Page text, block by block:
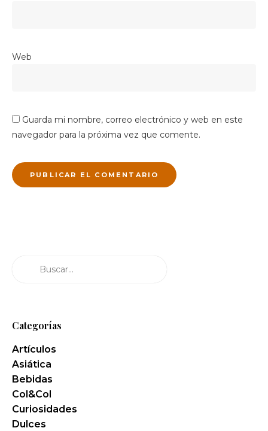
Web
Guarda mi nombre, correo electrónico y web en este
navegador para la próxima vez que comente.
Categorías
Artículos
Asiática
Bebidas
Col&Col
Curiosidades
Dulces